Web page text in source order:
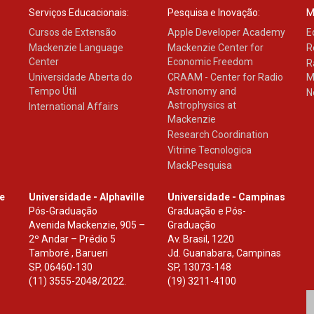
Serviços Educacionais:
Cursos de Extensão
Mackenzie Language
Center
Universidade Aberta do
Tempo Útil
International Affairs
Pesquisa e Inovação:
Apple Developer Academy
Mackenzie Center for
Economic Freedom
CRAAM - Center for Radio
Astronomy and
Astrophysics at
Mackenzie
Research Coordination
Vitrine Tecnologica
MackPesquisa
Universidade - Alphaville
Pós-Graduação
Avenida Mackenzie, 905 –
2º Andar – Prédio 5
Tamboré , Barueri
SP, 06460-130
(11) 3555-2048/2022.
Universidade - Campinas
Graduação e Pós-
Graduação
Av. Brasil, 1220
Jd. Guanabara, Campinas
SP, 13073-148
(19) 3211-4100